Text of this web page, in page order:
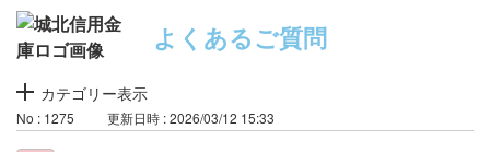
よくあるご質問
カテゴリー表示
No : 1275 更新日時 : 2026/03/12 15:33